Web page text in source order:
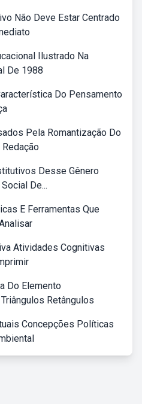
Não Deve Estar Centrado
Ilustrado Na
De 1988
Do Pensamento
Pela Romantização Do
Desse Gênero
De...
E Ferramentas Que
Atividades Cognitivas
Do Elemento
Retângulos
Concepções Políticas